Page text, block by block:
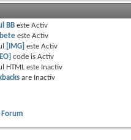
BB esteActiv
esteActiv
[IMG] esteActiv
code isActiv
HTML este Inactiv
are Inactiv
Forum